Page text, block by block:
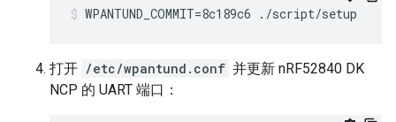
WPANTUND_COMMIT=8c189c6 ./script/setup
打开 /etc/wpantund.conf 并更新 nRF52840 DK
NCP 的 UART 端口：